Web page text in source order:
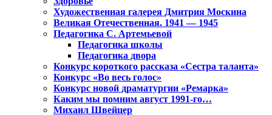
Художественная галерея Дмитрия Москина
Великая Отечественная. 1941 — 1945
Педагогика С. Артемьевой
Педагогика школы
Педагогика двора
Конкурс короткого рассказа «Сестра таланта»
Конкурс «Во весь голос»
Конкурс новой драматургии «Ремарка»
Каким мы помним август 1991-го…
Михаил Швейцер